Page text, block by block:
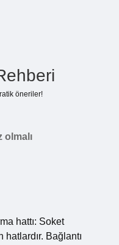
öneriler!
olmalı
hattı: Soket
hatlardır. Bağlantı